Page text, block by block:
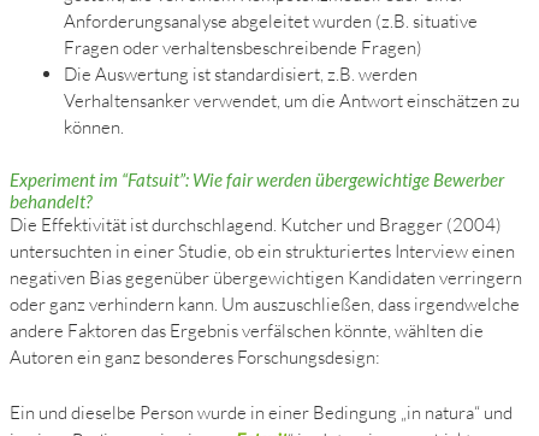
Anforderungsanalyse abgeleitet wurden (z.B. situative
Fragen oder verhaltensbeschreibende Fragen)
Die Auswertung ist standardisiert, z.B. werden
Verhaltensanker verwendet, um die Antwort einschätzen zu
können.
Experiment im “Fatsuit”: Wie fair werden übergewichtige Bewerber
behandelt?
Die Effektivität ist durchschlagend. Kutcher und Bragger (2004)
untersuchten in einer Studie, ob ein strukturiertes Interview einen
negativen Bias gegenüber übergewichtigen Kandidaten verringern
oder ganz verhindern kann. Um auszuschließen, dass irgendwelche
andere Faktoren das Ergebnis verfälschen könnte, wählten die
Autoren ein ganz besonderes Forschungsdesign:
Ein und dieselbe Person wurde in einer Bedingung „in natura“ und